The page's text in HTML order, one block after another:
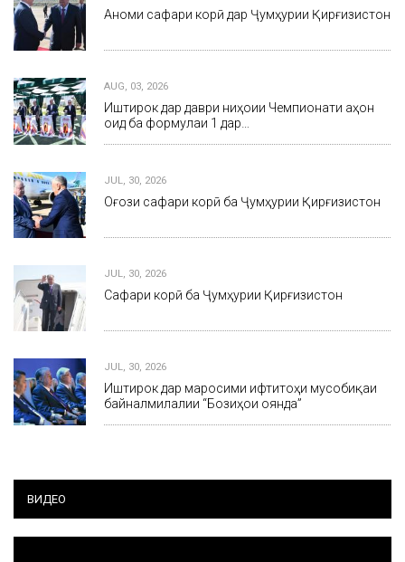
Анҷоми сафари корӣ дар Ҷумҳурии Қирғизистон
AUG, 03, 2026
Иштирок дар даври ниҳоии Чемпионати ҷаҳон
оид ба формулаи 1 дар…
JUL, 30, 2026
Оғози сафари корӣ ба Ҷумҳурии Қирғизистон
JUL, 30, 2026
Сафари корӣ ба Ҷумҳурии Қирғизистон
JUL, 30, 2026
Иштирок дар маросими ифтитоҳи мусобиқаи
байналмилалии “Бозиҳои оянда”
ВИДЕО